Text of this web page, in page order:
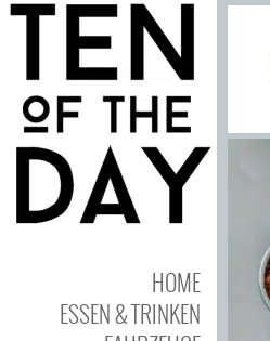
HOME
ESSEN & TRINKEN